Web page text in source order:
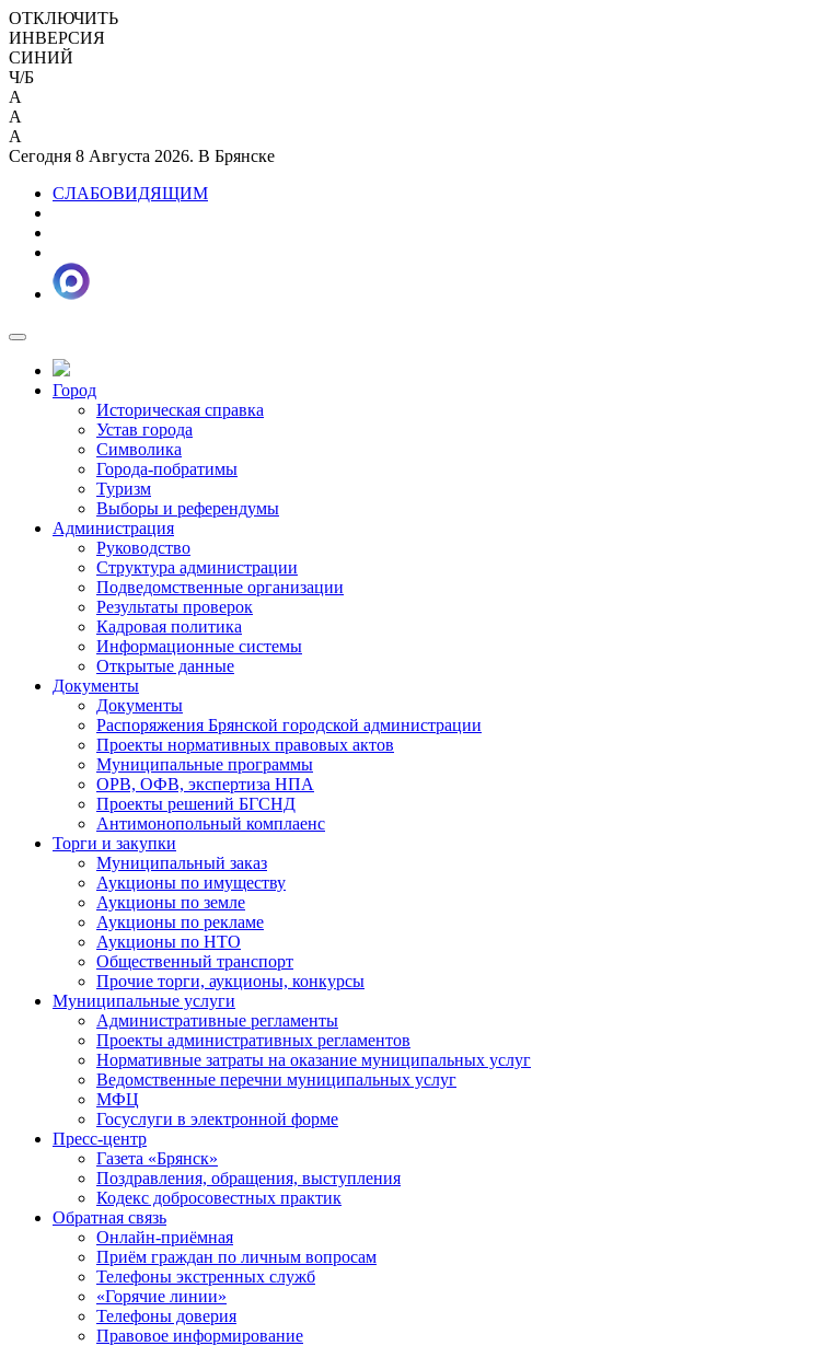
ОТКЛЮЧИТЬ
ИНВЕРСИЯ
СИНИЙ
Ч/Б
A
A
A
Сегодня 8 Августа 2026. В Брянске
СЛАБОВИДЯЩИМ
Город
Историческая справка
Устав города
Символика
Города-побратимы
Туризм
Выборы и референдумы
Администрация
Руководство
Структура администрации
Подведомственные организации
Результаты проверок
Кадровая политика
Информационные системы
Открытые данные
Документы
Документы
Распоряжения Брянской городской администрации
Проекты нормативных правовых актов
Муниципальные программы
ОРВ, ОФВ, экспертиза НПА
Проекты решений БГСНД
Антимонопольный комплаенс
Торги и закупки
Муниципальный заказ
Аукционы по имуществу
Аукционы по земле
Аукционы по рекламе
Аукционы по НТО
Общественный транспорт
Прочие торги, аукционы, конкурсы
Муниципальные услуги
Административные регламенты
Проекты административных регламентов
Нормативные затраты на оказание муниципальных услуг
Ведомственные перечни муниципальных услуг
МФЦ
Госуслуги в электронной форме
Пресс-центр
Газета «Брянск»
Поздравления, обращения, выступления
Кодекс добросовестных практик
Обратная связь
Онлайн-приёмная
Приём граждан по личным вопросам
Телефоны экстренных служб
«Горячие линии»
Телефоны доверия
Правовое информирование